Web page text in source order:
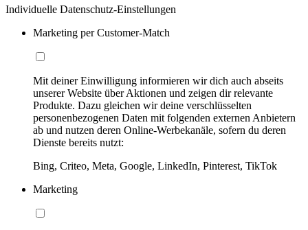
Individuelle Datenschutz-Einstellungen
Marketing per Customer-Match
Mit deiner Einwilligung informieren wir dich auch abseits
unserer Website über Aktionen und zeigen dir relevante
Produkte. Dazu gleichen wir deine verschlüsselten
personenbezogenen Daten mit folgenden externen Anbietern
ab und nutzen deren Online-Werbekanäle, sofern du deren
Dienste bereits nutzt:
Bing, Criteo, Meta, Google, LinkedIn, Pinterest, TikTok
Marketing